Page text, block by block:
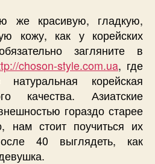
же красивую, гладкую,
кожу, как у корейских
загляните в
choson-style.com.ua, где
корейская
качества. Азиатские
гораздо старее
нам стоит поучиться их
40 выглядеть, как